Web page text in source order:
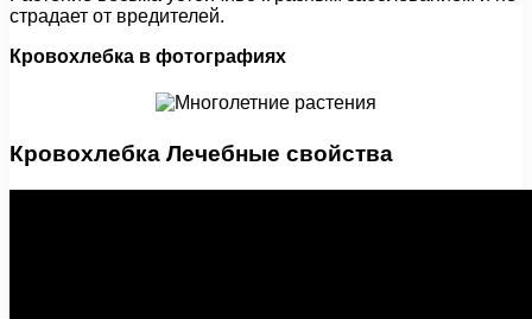
страдает от вредителей.
Кровохлебка в фотографиях
Кровохлебка Лечебные свойства